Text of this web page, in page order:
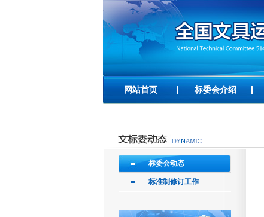
网站首页 标委会介绍
标委会动态
标准制修订工作